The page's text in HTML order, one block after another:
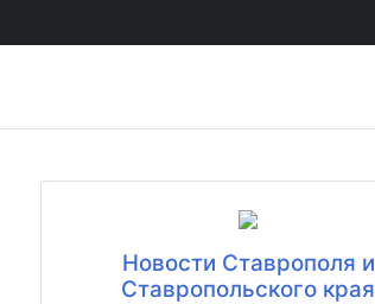
Новости Ставрополя и
Ставропольского края